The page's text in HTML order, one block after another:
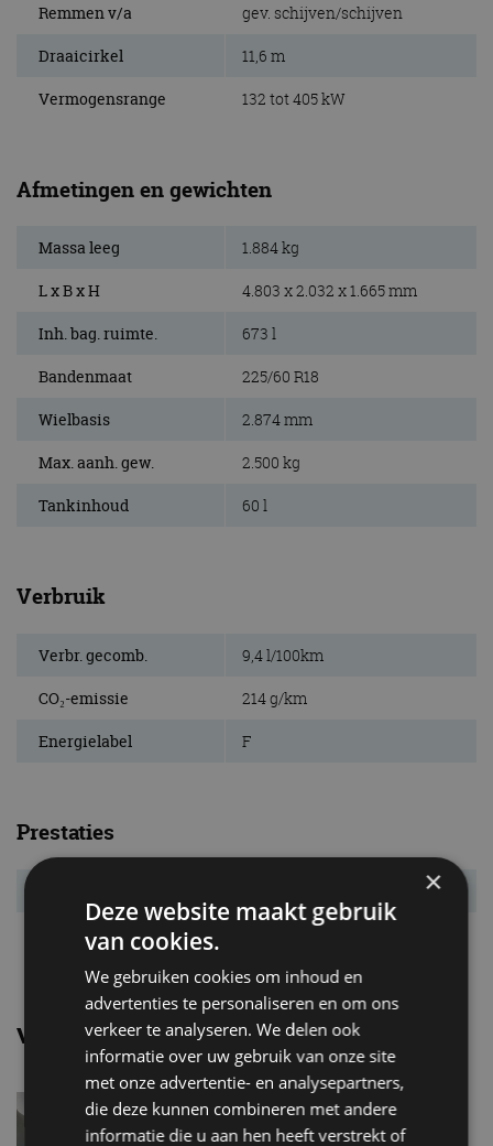
Remmen v/a gev. schijven/schijven
Draaicirkel 11,6 m
Vermogensrange 132 tot 405 kW
Afmetingen en gewichten
Massa leeg 1.884 kg
L x B x H 4.803 x 2.032 x 1.665 mm
Inh. bag. ruimte. 673 l
Bandenmaat 225/60 R18
Wielbasis 2.874 mm
Max. aanh. gew. 2.500 kg
Tankinhoud 60 l
Verbruik
Verbr. gecomb. 9,4 l/100km
CO₂-emissie 214 g/km
Energielabel F
Prestaties
Topsnelheid
Vergelijkbare uitvoeringen
Land rover Range rover
velarD180
×
Deze website maakt gebruik
van cookies.
We gebruiken cookies om inhoud en
advertenties te personaliseren en om ons
verkeer te analyseren. We delen ook
informatie over uw gebruik van onze site
met onze advertentie- en analysepartners,
die deze kunnen combineren met andere
informatie die u aan hen heeft verstrekt of